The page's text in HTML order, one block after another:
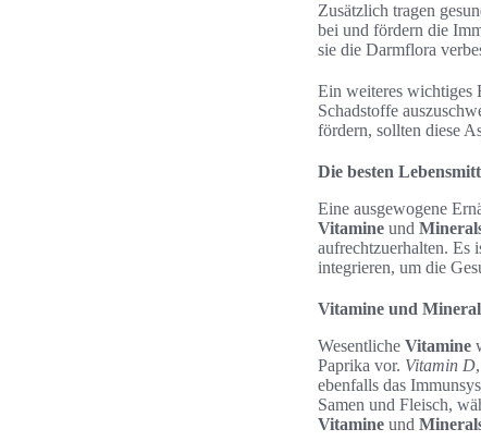
Zusätzlich tragen
bei und fördern die
sie die Darmflora
Ein weiteres wichtiges
Schadstoffe
fördern, sollten diese
Die besten
Eine ausgewogene
Vitamine und
aufrechtzuerhalten. Es
integrieren, um die
Vitamine und
Wesentliche Vitamine
Paprika vor. Vitamin D
ebenfalls das
Samen und Fleisch,
Vitamine und